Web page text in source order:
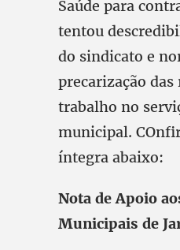
Saúde para
tentou
do sindicato e
precarização das
trabalho no
municipal.
íntegra abaixo:
Nota de Apoio
Municipais de